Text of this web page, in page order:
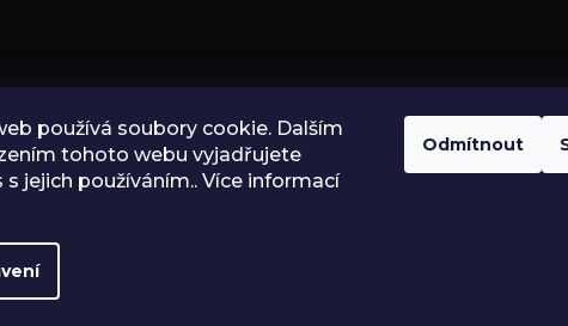
používá soubory cookie. Dalším
tohoto webu vyjadřujete
s jejich používáním.. Více informací
Odmítnout